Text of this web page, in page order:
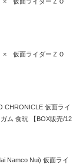
× 仮面ライダーＺＯ
CHRONICLE 仮面ライ
ム 食玩 【BOX販売/12
Namco Nui) 仮面ライ